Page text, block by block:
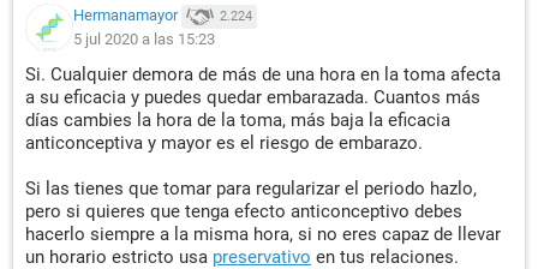
Hermanamayor 2.224
5 jul 2020 a las 15:23
Si. Cualquier demora de más de una hora en la toma afecta
a su eficacia y puedes quedar embarazada. Cuantos más
días cambies la hora de la toma, más baja la eficacia
anticonceptiva y mayor es el riesgo de embarazo.
Si las tienes que tomar para regularizar el periodo hazlo,
pero si quieres que tenga efecto anticonceptivo debes
hacerlo siempre a la misma hora, si no eres capaz de llevar
un horario estricto usa preservativo en tus relaciones.